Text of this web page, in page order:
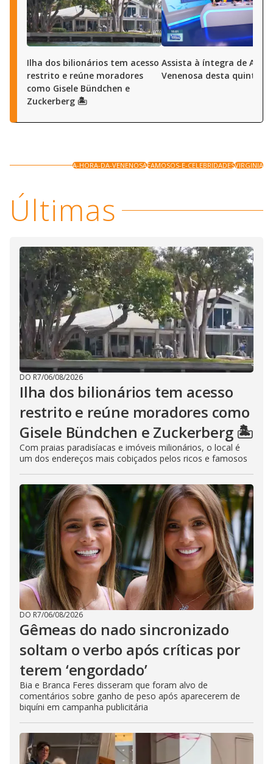
Ilha dos bilionários tem acesso
restrito e reúne moradores
como Gisele Bündchen e
Zuckerberg 🏝️
Assista à íntegra de A
Venenosa desta quinta (6)
A-HORA-DA-VENENOSAFAMOSOS-E-CELEBRIDADESVIRGINIA
Últimas
DO R7/06/08/2026
Ilha dos bilionários tem acesso
restrito e reúne moradores como
Gisele Bündchen e Zuckerberg 🏝️
Com praias paradisíacas e imóveis milionários, o local é
um dos endereços mais cobiçados pelos ricos e famosos
DO R7/06/08/2026
Gêmeas do nado sincronizado
soltam o verbo após críticas por
terem ‘engordado’
Bia e Branca Feres disseram que foram alvo de
comentários sobre ganho de peso após aparecerem de
biquíni em campanha publicitária